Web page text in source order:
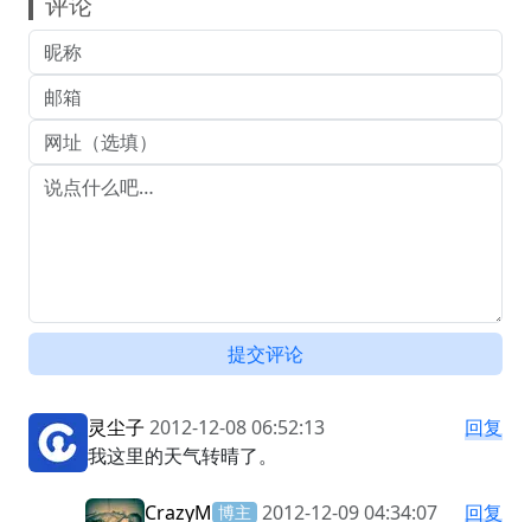
提交评论
灵尘子 2012-12-08 06:52:13
回复
我这里的天气转晴了。
CrazyM 博主 2012-12-09 04:34:07 回复